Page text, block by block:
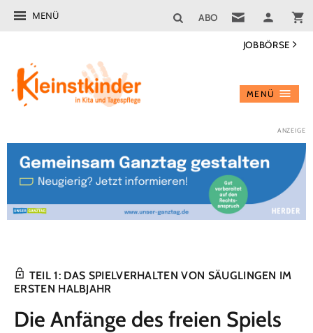
MENÜ
JOBBÖRSE
ABO
MENÜ
TEIL 1: DAS SPIELVERHALTEN VON SÄUGLINGEN IM
ERSTEN HALBJAHR
:
Die Anfänge des freien Spiels